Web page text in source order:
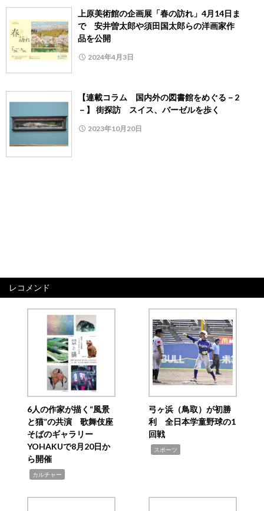
上原美術館の企画展「春の訪れ」4月14日ま
で 安井曽太郎や須田国太郎らの洋画家作
品を公開
2024年4月3日
【連載コラム 国内外の図書館をめぐる－2
－】 街探訪 スイス、バーゼルを歩く
2023年10月20日
レコメンド
6人の作家が描く“風景
と猫”の共演 歌舞伎座
そばのギャラリー
YOHAKUで8月20日か
ら開催
カルチャー
弓ヶ浜（鳥取）が初勝
利 全日本学童野球の1
回戦
スポーツ